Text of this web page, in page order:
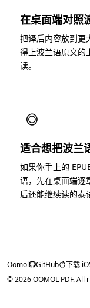
在桌面端对照
把译后内容放到更
得上波兰语原文的
读。
◎
适合想把波兰
如果你手上的
语，先在桌面端逐
后还能继续读的泰
Oomol GitHub 下载
© 2026 OOMOL PDF. All